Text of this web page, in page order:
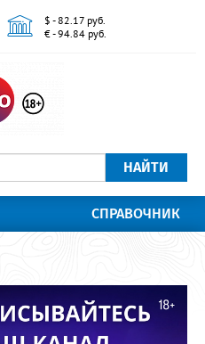
$ - 82.17 руб.
€ - 94.84 руб.
НАЙТИ
СПРАВОЧНИК